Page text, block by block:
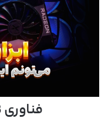
فناوری DoB دقیقاً چیه؟